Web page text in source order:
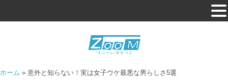
ホーム » 意外と知らない！実は女子ウケ最悪な男らしさ5選